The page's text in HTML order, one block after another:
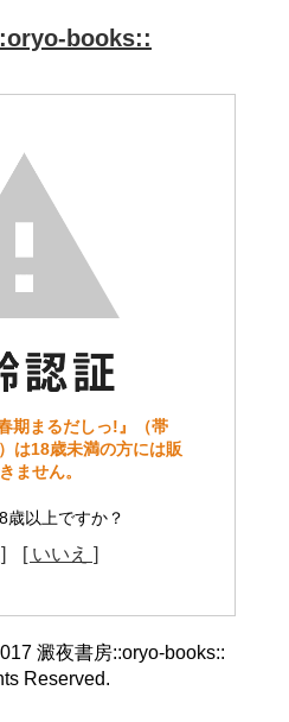
books::
期まるだしっ!』（帯
は18歳未満の方には販
ません。
歳以上ですか？
[ いいえ ]
澱夜書房::oryo-books::
Reserved.